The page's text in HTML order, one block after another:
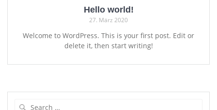
Hello world!
27. März 2020
Welcome to WordPress. This is your first post. Edit or
delete it, then start writing!